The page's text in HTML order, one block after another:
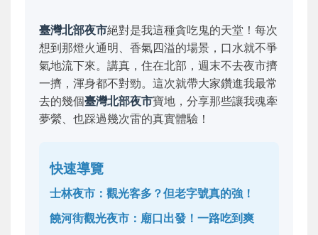
臺灣北部夜市絕對是我這種貪吃鬼的天堂！每次
想到那燈火通明、香氣四溢的場景，口水就不爭
氣地流下來。講真，住在北部，週末不去夜市擠
一擠，渾身都不對勁。這次就帶大家鑽進我最常
去的幾個臺灣北部夜市寶地，分享那些讓我魂牽
夢縈、也踩過幾次雷的真實體驗！
快速導覽
士林夜市：觀光客多？但老字號真的強！
饒河街觀光夜市：廟口出發！一路吃到爽